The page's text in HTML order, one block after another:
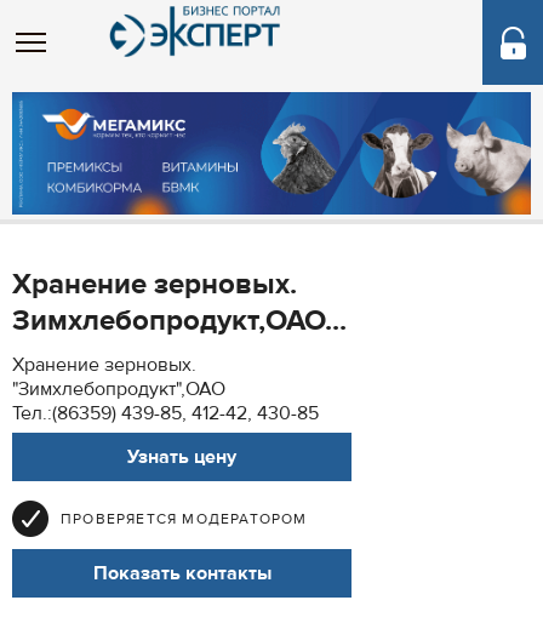
Хранение зерновых.
Зимхлебопродукт,ОАО...
Хранение зерновых.
"Зимхлебопродукт",ОАО
Тел.:(86359) 439-85, 412-42, 430-85
Узнать цену
ПРОВЕРЯЕТСЯ МОДЕРАТОРОМ
Показать контакты